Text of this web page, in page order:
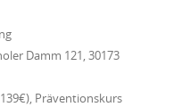
Damm 121, 30173
Präventionskurs